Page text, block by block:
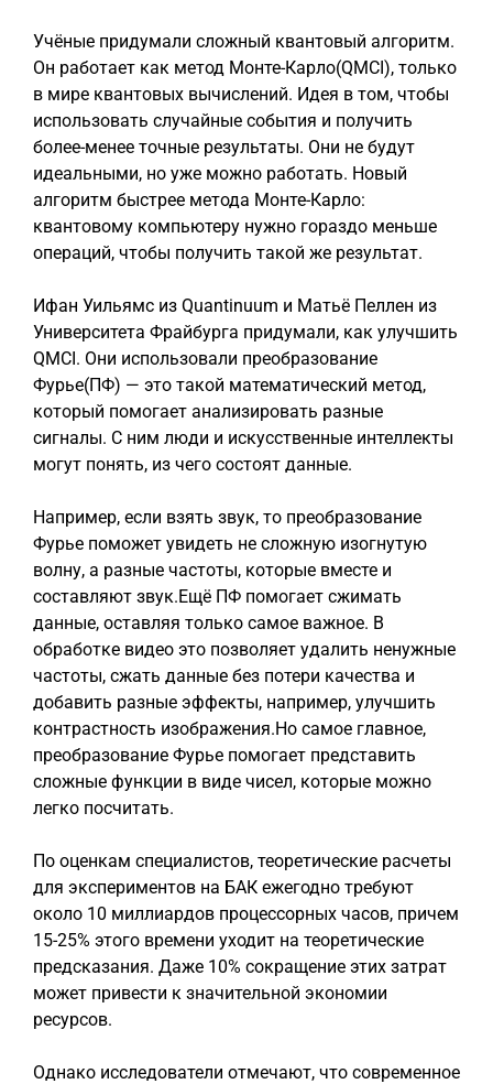
Учёные придумали сложный квантовый алгоритм.
Он работает как метод Монте-Карло(QMCI), только
в мире квантовых вычислений. Идея в том, чтобы
использовать случайные события и получить
более-менее точные результаты. Они не будут
идеальными, но уже можно работать. Новый
алгоритм быстрее метода Монте-Карло:
квантовому компьютеру нужно гораздо меньше
операций, чтобы получить такой же результат.
Ифан Уильямс из Quantinuum и Матьё Пеллен из
Университета Фрайбурга придумали, как улучшить
QMCI. Они использовали преобразование
Фурье(ПФ) — это такой математический метод,
который помогает анализировать разные
сигналы. С ним люди и искусственные интеллекты
могут понять, из чего состоят данные.
Например, если взять звук, то преобразование
Фурье поможет увидеть не сложную изогнутую
волну, а разные частоты, которые вместе и
составляют звук.Ещё ПФ помогает сжимать
данные, оставляя только самое важное. В
обработке видео это позволяет удалить ненужные
частоты, сжать данные без потери качества и
добавить разные эффекты, например, улучшить
контрастность изображения.Но самое главное,
преобразование Фурье помогает представить
сложные функции в виде чисел, которые можно
легко посчитать.
По оценкам специалистов, теоретические расчеты
для экспериментов на БАК ежегодно требуют
около 10 миллиардов процессорных часов, причем
15-25% этого времени уходит на теоретические
предсказания. Даже 10% сокращение этих затрат
может привести к значительной экономии
ресурсов.
Однако исследователи отмечают, что современное